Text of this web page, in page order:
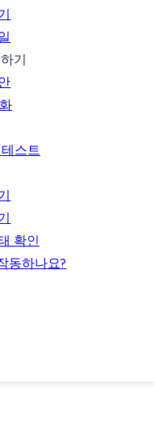
기
스트
확인
동하나요?